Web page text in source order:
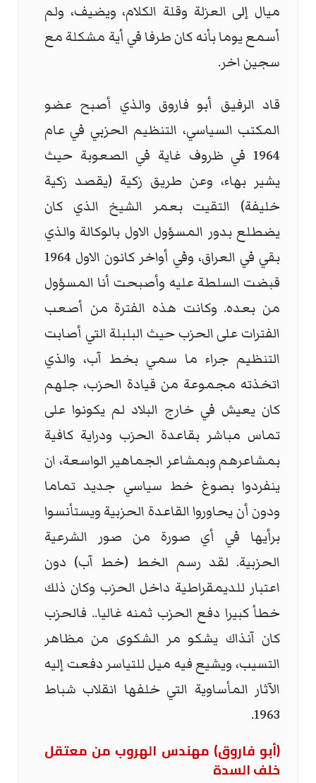
ميال إلى العزلة وقلة الكلام، ويضيف، ولم
أسمع يوما بأنه كان طرفا في أية مشكلة مع
سجين اخر.
قاد الرفيق أبو فاروق والذي أصبح عضو
المكتب السياسي، التنظيم الحزبي في عام
1964 في ظروف غاية في الصعوبة حيث
يشير بهاء، وعن طريق زكية (يقصد زكية
خليفة) التقيت بعمر الشيخ الذي كان
يضطلع بدور المسؤول الاول بالوكالة والذي
بقي في العراق، وفي أواخر كانون الاول 1964
قبضت السلطة عليه وأصبحت أنا المسؤول
من بعده. وكانت هذه الفترة من أصعب
الفترات على الحزب حيث البلبلة التي أصابت
التنظيم جراء ما سمي بخط آب، والذي
اتخذته مجموعة من قيادة الحزب، جلهم
كان يعيش في خارج البلاد لم يكونوا على
تماس مباشر بقاعدة الحزب ودراية كافية
بمشاعرهم وبمشاعر الجماهير الواسعة، ان
ينفردوا بصوغ خط سياسي جديد تماما
ودون أن يحاوروا القاعدة الحزبية ويستأنسوا
برأيها في أي صورة من صور الشرعية
الحزبية. لقد رسم الخط (خط آب) دون
اعتبار للديمقراطية داخل الحزب وكان ذلك
خطأ كبيرا دفع الحزب ثمنه غاليا.. فالحزب
كان آنذاك يشكو مر الشكوى من مظاهر
التسيب، ويشيع فيه ميل للتياسر دفعت إليه
الآثار المأساوية التي خلفها انقلاب شباط
1963.
(أبو فاروق) مهندس الهروب من معتقل
خلف السدة